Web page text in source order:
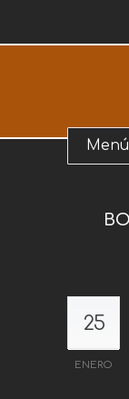
25
ENERO